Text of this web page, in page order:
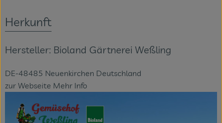
Herkunft
Hersteller: Bioland Gärtnerei Weßling
DE-48485 Neuenkirchen Deutschland
zur Webseite Mehr Info